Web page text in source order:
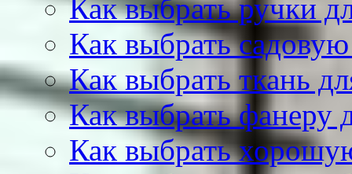
Как выбрать ручки
Как выбрать
Как выбрать ткань
Как выбрать фанеру
Как выбрать